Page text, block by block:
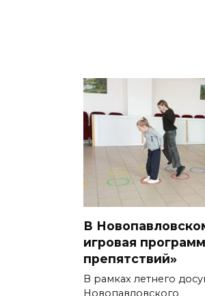
В
игровая
препятствий»
В рамках летнего
Новопавловского